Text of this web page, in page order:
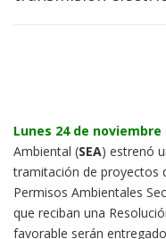
Lunes 24 de noviembre
Ambiental (SEA) estrenó
tramitación de proyectos
Permisos Ambientales
que reciban una
favorable serán